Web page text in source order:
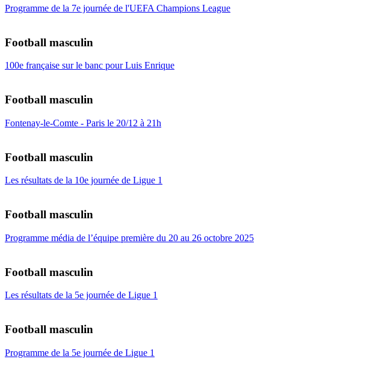
Programme de la 7e journée de l'UEFA Champions League
Football masculin
100e française sur le banc pour Luis Enrique
Football masculin
Fontenay-le-Comte - Paris le 20/12 à 21h
Football masculin
Les résultats de la 10e journée de Ligue 1
Football masculin
Programme média de l’équipe première du 20 au 26 octobre 2025
Football masculin
Les résultats de la 5e journée de Ligue 1
Football masculin
Programme de la 5e journée de Ligue 1